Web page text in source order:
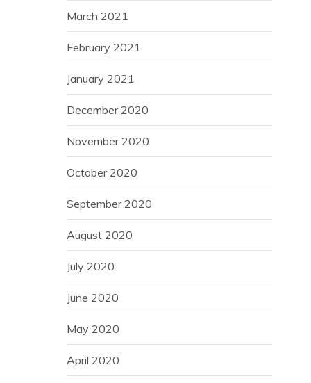
March 2021
February 2021
January 2021
December 2020
November 2020
October 2020
September 2020
August 2020
July 2020
June 2020
May 2020
April 2020